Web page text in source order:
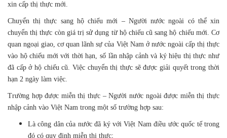
xin cấp thị thực mới.
Chuyển thị thực sang hộ chiếu mới – Người nước ngoài có thể xin
chuyển thị thực còn giá trị sử dụng từ hộ chiếu cũ sang hộ chiếu mới. Cơ
quan ngoại giao, cơ quan lãnh sự của Việt Nam ở nước ngoài cấp thị thực
vào hộ chiếu mới với thời hạn, số lần nhập cảnh và ký hiệu thị thực như
đã cấp ở hộ chiếu cũ. Việc chuyển thị thực sẽ được giải quyết trong thời
hạn 2 ngày làm việc.
Trường hợp được miễn thị thực – Người nước ngoài được miễn thị thực
nhập cảnh vào Việt Nam trong một số trường hợp sau:
Là công dân của nước đã ký với Việt Nam điều ước quốc tế trong
đó có quy định miễn thị thực;